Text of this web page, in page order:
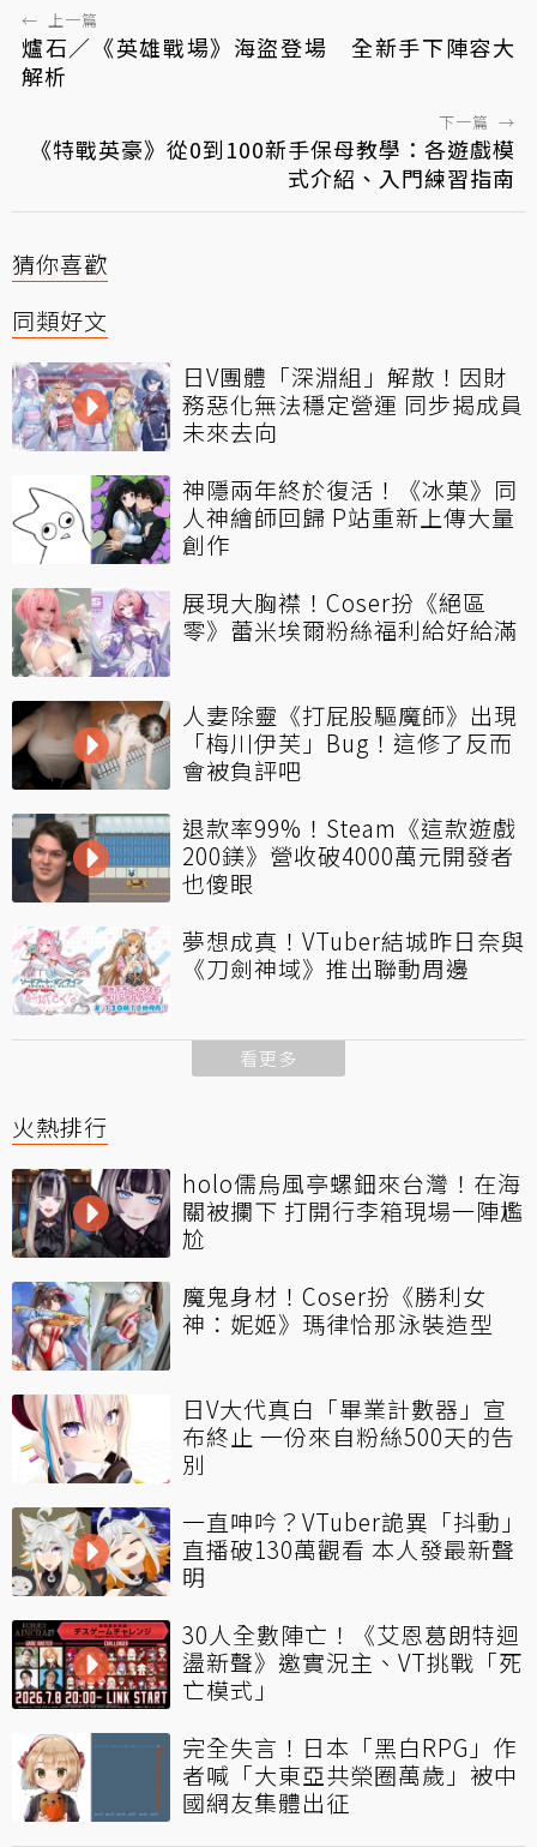
← 上一篇
爐石／《英雄戰場》海盜登場 全新手下陣容大
解析
下一篇 →
《特戰英豪》從0到100新手保母教學：各遊戲模
式介紹、入門練習指南
猜你喜歡
同類好文
日V團體「深淵組」解散！因財
務惡化無法穩定營運 同步揭成員
未來去向
神隱兩年終於復活！《冰菓》同
人神繪師回歸 P站重新上傳大量
創作
展現大胸襟！Coser扮《絕區
零》蕾米埃爾粉絲福利給好給滿
人妻除靈《打屁股驅魔師》出現
「梅川伊芙」Bug！這修了反而
會被負評吧
退款率99%！Steam《這款遊戲
200鎂》營收破4000萬元開發者
也傻眼
夢想成真！VTuber結城昨日奈與
《刀劍神域》推出聯動周邊
看更多
火熱排行
holo儒烏風亭螺鈿來台灣！在海
關被攔下 打開行李箱現場一陣尷
尬
魔鬼身材！Coser扮《勝利女
神：妮姬》瑪律恰那泳裝造型
日V大代真白「畢業計數器」宣
布終止 一份來自粉絲500天的告
別
一直呻吟？VTuber詭異「抖動」
直播破130萬觀看 本人發最新聲
明
30人全數陣亡！《艾恩葛朗特迴
盪新聲》邀實況主、VT挑戰「死
亡模式」
完全失言！日本「黑白RPG」作
者喊「大東亞共榮圈萬歲」被中
國網友集體出征